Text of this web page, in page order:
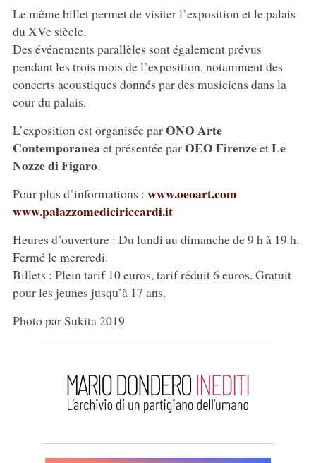
Le même billet permet de visiter l’exposition et le palais
du XVe siècle.
Des événements parallèles sont également prévus
pendant les trois mois de l’exposition, notamment des
concerts acoustiques donnés par des musiciens dans la
cour du palais.
L’exposition est organisée parONO Arte
Contemporaneaet présentée parOEO FirenzeetLe
Nozze di Figaro.
Pour plus d’informations : www.oeoart.com
www.palazzomediciriccardi.it
Heures d’ouverture : Du lundi au dimanche de 9 h à 19 h.
Fermé le mercredi.
Billets : Plein tarif 10 euros, tarif réduit 6 euros. Gratuit
pour les jeunes jusqu’à 17 ans.
Photo par Sukita 2019